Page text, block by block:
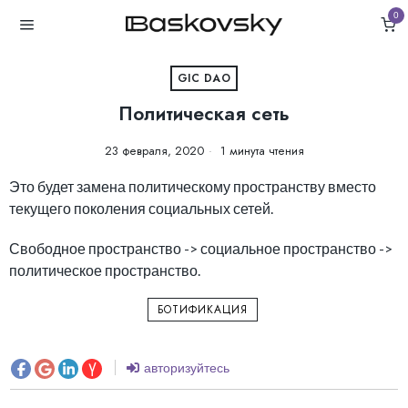
0
GIC DAO
Политическая сеть
23 февраля, 2020 1 минута чтения
Это будет замена политическому пространству вместо
текущего поколения социальных сетей.
Свободное пространство -> социальное пространство ->
политическое пространство.
БОТИФИКАЦИЯ
авторизуйтесь